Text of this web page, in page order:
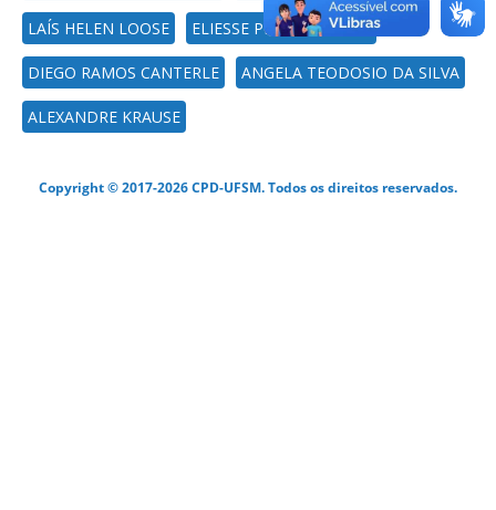
LAÍS HELEN LOOSE ELIESSE PEREIRA COSTA
DIEGO RAMOS CANTERLE ANGELA TEODOSIO DA SILVA
ALEXANDRE KRAUSE
Copyright © 2017-2026 CPD-UFSM. Todos os direitos reservados.